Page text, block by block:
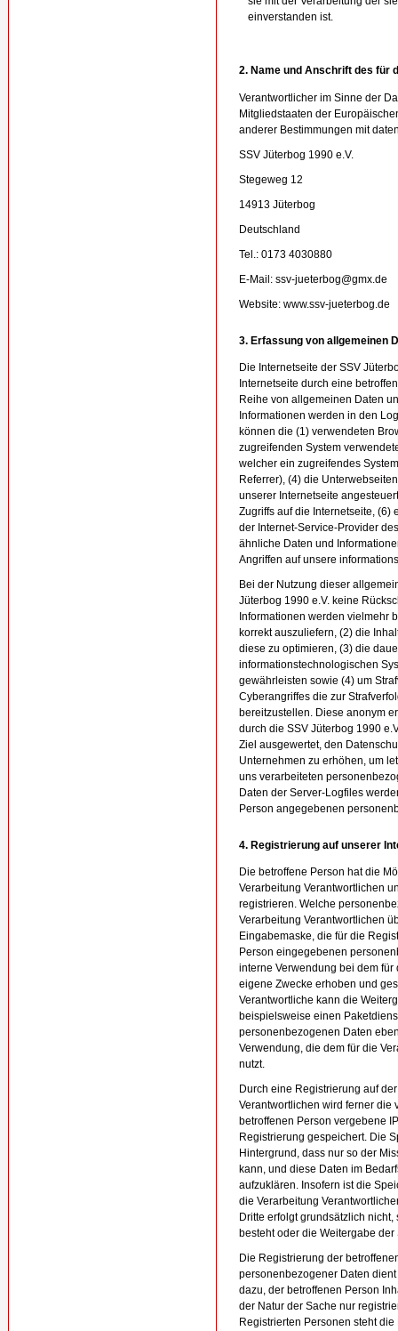
einverstanden ist.
2. Name und Anschrift des für
Verantwortlicher im Sinne der
Mitgliedstaaten der
anderer Bestimmungen mit
SSV Jüterbog 1990 e.V.
Stegeweg 12
14913 Jüterbog
Deutschland
Tel.: 0173 4030880
E-Mail: ssv-jueterbog@gmx.de
Website: www.ssv-jueterbog.de
3. Erfassung von allgemeinen
Die Internetseite der SSV
Internetseite durch eine
Reihe von allgemeinen Daten
Informationen werden in den
können die (1) verwendeten
zugreifenden System
welcher ein zugreifendes
Referrer), (4) die
unserer Internetseite
Zugriffs auf die Internetseite, (6)
der Internet-Service-Provider
ähnliche Daten und
Angriffen auf unsere
Bei der Nutzung dieser
Jüterbog 1990 e.V. keine
Informationen werden vielmehr
korrekt auszuliefern, (2) die
diese zu optimieren, (3) die
informationstechnologischen
gewährleisten sowie (4) um
Cyberangriffes die zur
bereitzustellen. Diese anonym
durch die SSV Jüterbog 1990
Ziel ausgewertet, den
Unternehmen zu erhöhen, um
uns verarbeiteten
Daten der Server-Logfiles
Person angegebenen
4. Registrierung auf unserer
Die betroffene Person hat die
Verarbeitung Verantwortlichen
registrieren. Welche
Verarbeitung Verantwortlichen
Eingabemaske, die für die
Person eingegebenen
interne Verwendung bei dem
eigene Zwecke erhoben und
Verantwortliche kann die
beispielsweise einen
personenbezogenen Daten
Verwendung, die dem für die
nutzt.
Durch eine Registrierung auf
Verantwortlichen wird ferner die
betroffenen Person vergebene
Registrierung gespeichert. Die
Hintergrund, dass nur so der
kann, und diese Daten im
aufzuklären. Insofern ist die
die Verarbeitung
Dritte erfolgt grundsätzlich
besteht oder die Weitergabe
Die Registrierung der
personenbezogener Daten
dazu, der betroffenen Person
der Natur der Sache nur
Registrierten Personen steht